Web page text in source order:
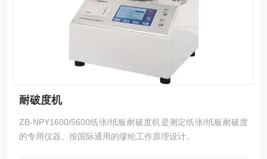
耐破度机
ZB-NPY1600/5600纸张/纸板耐破度机是测定纸张/纸板耐破度
的专用仪器。按国际通用的缪纶工作原理设计。